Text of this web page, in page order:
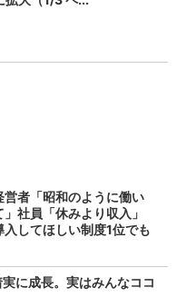
営者「昭和のように働い
」社員「休みより収入」
入してほしい制度1位でも
に成長。実はみんなココ